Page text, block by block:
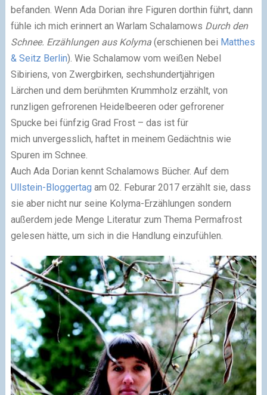
befanden. Wenn Ada Dorian ihre Figuren dorthin führt, dann
fühle ich mich erinnert an Warlam Schalamows Durch den
Schnee. Erzählungen aus Kolyma(erschienen bei Matthes
& Seitz Berlin). Wie Schalamow vom weißen Nebel
Sibiriens, von Zwergbirken, sechshundertjährigen
Lärchen und dem berühmten Krummholz erzählt, von
runzligen gefrorenen Heidelbeeren oder gefrorener
Spucke bei fünfzig Grad Frost – das ist für
mich unvergesslich, haftet in meinem Gedächtnis wie
Spuren im Schnee.
Auch Ada Dorian kennt Schalamows Bücher. Auf dem
Ullstein-Bloggertag am 02. Feburar 2017 erzählt sie, dass
sie aber nicht nur seine Kolyma-Erzählungen sondern
außerdem jede Menge Literatur zum Thema Permafrost
gelesen hätte, um sich in die Handlung einzufühlen.